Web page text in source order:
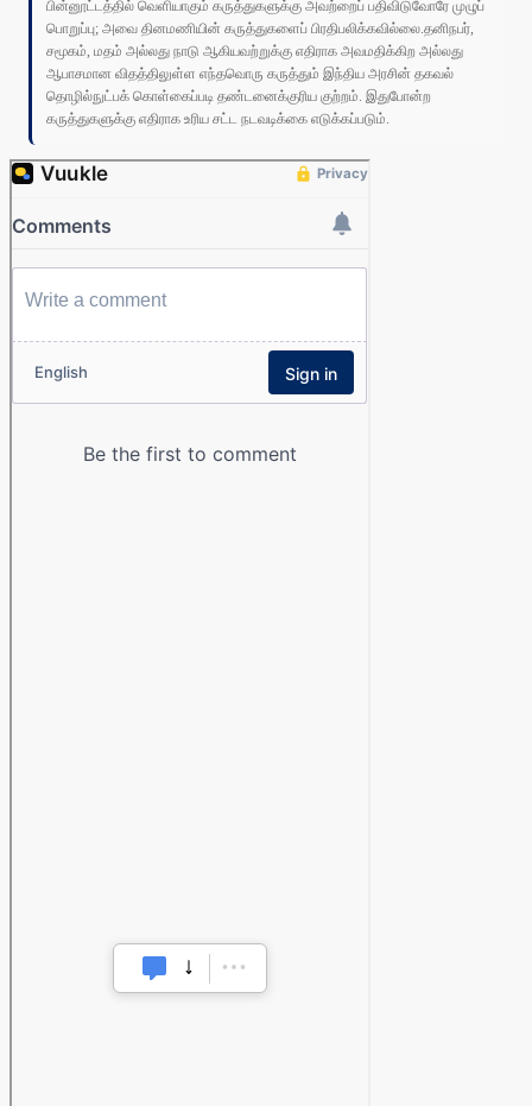
பின்னூட்டத்தில் வெளியாகும் கருத்துகளுக்கு அவற்றைப் பதிவிடுவோரே முழுப்
பொறுப்பு; அவை தினமணியின் கருத்துகளைப் பிரதிபலிக்கவில்லை.தனிநபர்,
சமூகம், மதம் அல்லது நாடு ஆகியவற்றுக்கு எதிராக அவமதிக்கிற அல்லது
ஆபாசமான விதத்திலுள்ள எந்தவொரு கருத்தும் இந்திய அரசின் தகவல்
தொழில்நுட்பக் கொள்கைப்படி தண்டனைக்குரிய குற்றம். இதுபோன்ற
கருத்துகளுக்கு எதிராக உரிய சட்ட நடவடிக்கை எடுக்கப்படும்.